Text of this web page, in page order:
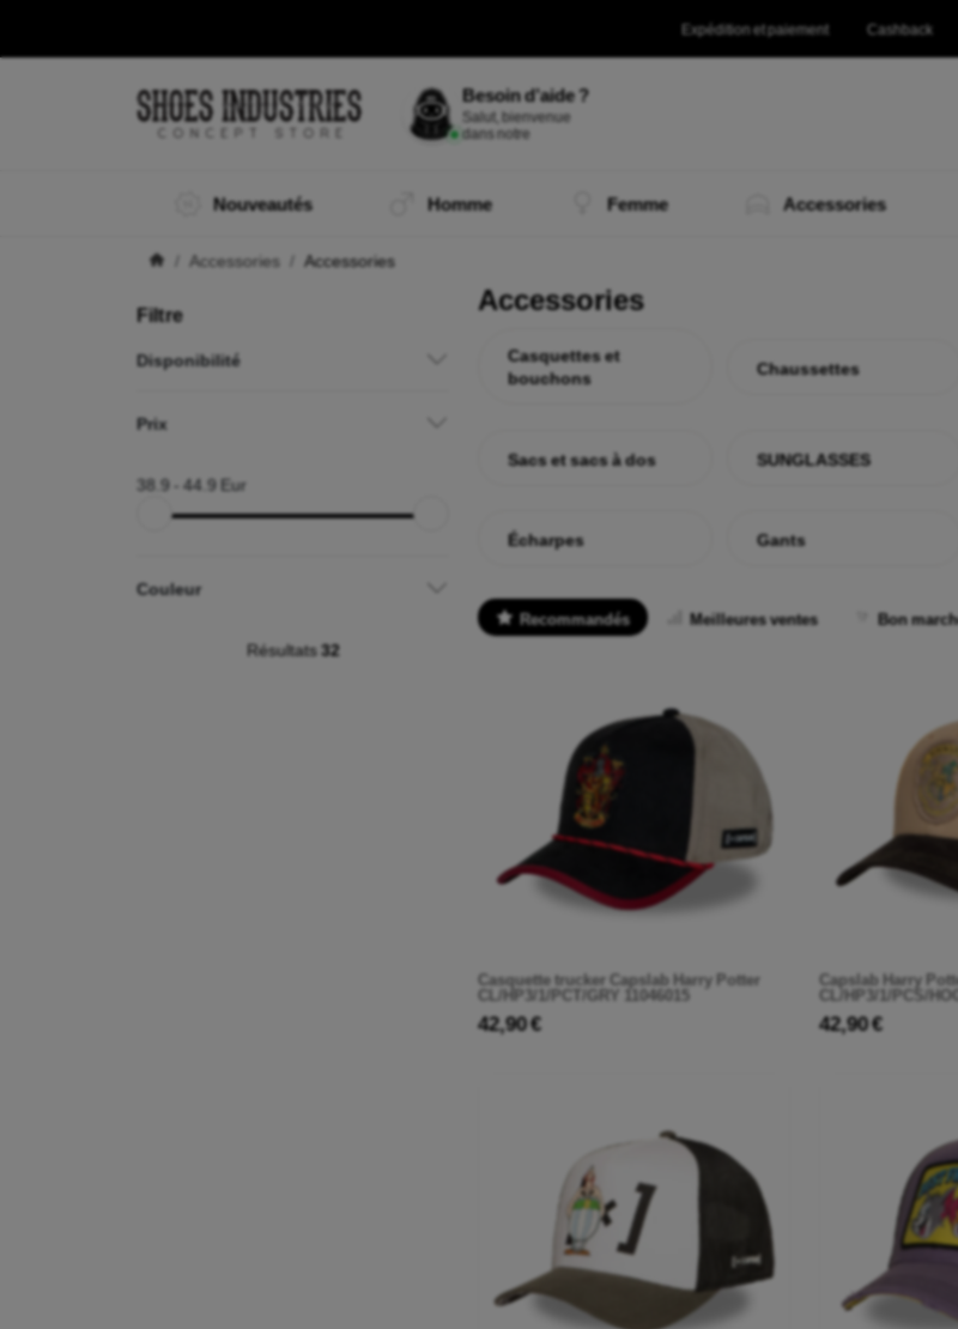
Expédition et paiement Cashback
Besoin d’aide ?
Je su|
Nouveautés Homme Femme Accessories
Accessories Accessories
Filtre
Disponibilité
Prix
38.9 44.9Eur
Couleur
Résultats32
Accessories
Casquettes et
bouchons
Chaussettes
Sacs et sacs à dos SUNGLASSES
Écharpes Gants
Recommandés Meilleures ventes Bon
Casquette trucker Capslab Harry Potter
CL/HP3/1/PCT/GRY 11046015
42,90 €
Capslab Harry
CL/HP3/1/PCS/
42,90 €